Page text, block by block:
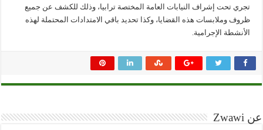
تجري تحت إشراف النيابات العامة المختصة ترابيا، وذلك للكشف عن جميع
ظروف وملابسات هذه القضايا، وكذا تحديد باقي الامتدادات المحتملة لهذه
الأنشطة الإجرامية.
عن Zwawi